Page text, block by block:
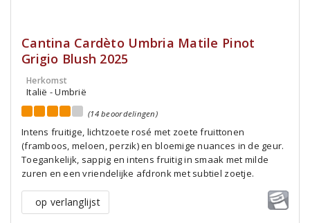
Cantina Cardèto Umbria Matile Pinot
Grigio Blush 2025
Herkomst
Italië - Umbrië
(14 beoordelingen)
Intens fruitige, lichtzoete rosé met zoete fruittonen
(framboos, meloen, perzik) en bloemige nuances in de geur.
Toegankelijk, sappig en intens fruitig in smaak met milde
zuren en een vriendelijke afdronk met subtiel zoetje.
op verlanglijst